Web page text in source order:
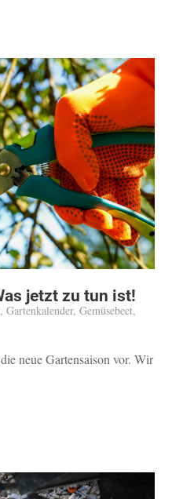
jetzt zu tun ist!
,Gartenkalender,Gemüsebeet,
neue Gartensaison vor. Wir